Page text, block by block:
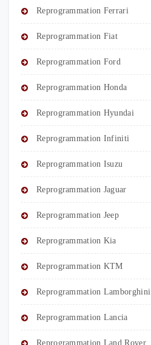
Reprogrammation Ferrari
Reprogrammation Fiat
Reprogrammation Ford
Reprogrammation Honda
Reprogrammation Hyundai
Reprogrammation Infiniti
Reprogrammation Isuzu
Reprogrammation Jaguar
Reprogrammation Jeep
Reprogrammation Kia
Reprogrammation KTM
Reprogrammation Lamborghini
Reprogrammation Lancia
Reprogrammation Land Rover